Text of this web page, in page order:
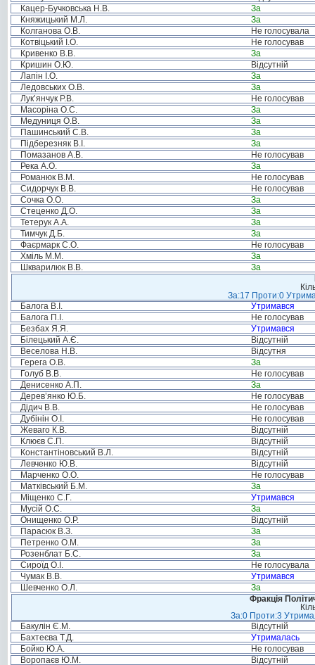
Кацер-Бучковська Н.В.
За
Княжицький М.Л.
За
Колганова О.В.
Не голосувала
Котвіцький І.О.
Не голосував
Кривенко В.В.
За
Кришин О.Ю.
Відсутній
Лапін І.О.
За
Ледовських О.В.
За
Лук’янчук Р.В.
Не голосував
Масоріна О.С.
За
Медуниця О.В.
За
Пашинський С.В.
За
Підберезняк В.І.
За
Помазанов А.В.
Не голосував
Река А.О.
За
Романюк В.М.
Не голосував
Сидорчук В.В.
Не голосував
Сочка О.О.
За
Стеценко Д.О.
За
Тетерук А.А.
За
Тимчук Д.Б.
За
Фаєрмарк С.О.
Не голосував
Хміль М.М.
За
Шкварилюк В.В.
За
За:17 Проти:0
Балога В.І.
Утримався
Балога П.І.
Не голосував
Безбах Я.Я.
Утримався
Білецький А.Є.
Відсутній
Веселова Н.В.
Відсутня
Герега О.В.
За
Голуб В.В.
Не голосував
Денисенко А.П.
За
Дерев’янко Ю.Б.
Не голосував
Дідич В.В.
Не голосував
Дубінін О.І.
Не голосував
Жеваго К.В.
Відсутній
Клюєв С.П.
Відсутній
Константіновський В.Л.
Відсутній
Левченко Ю.В.
Відсутній
Марченко О.О.
Не голосував
Матківський Б.М.
За
Міщенко С.Г.
Утримався
Мусій О.С.
За
Онищенко О.Р.
Відсутній
Парасюк В.З.
За
Петренко О.М.
За
Розенблат Б.С.
За
Сироїд О.І.
Не голосувала
Чумак В.В.
Утримався
Шевченко О.Л.
За
Фракція
За:0 Проти:3
Бакулін Є.М.
Відсутній
Бахтеєва Т.Д.
Утрималась
Бойко Ю.А.
Не голосував
Воропаєв Ю.М.
Відсутній